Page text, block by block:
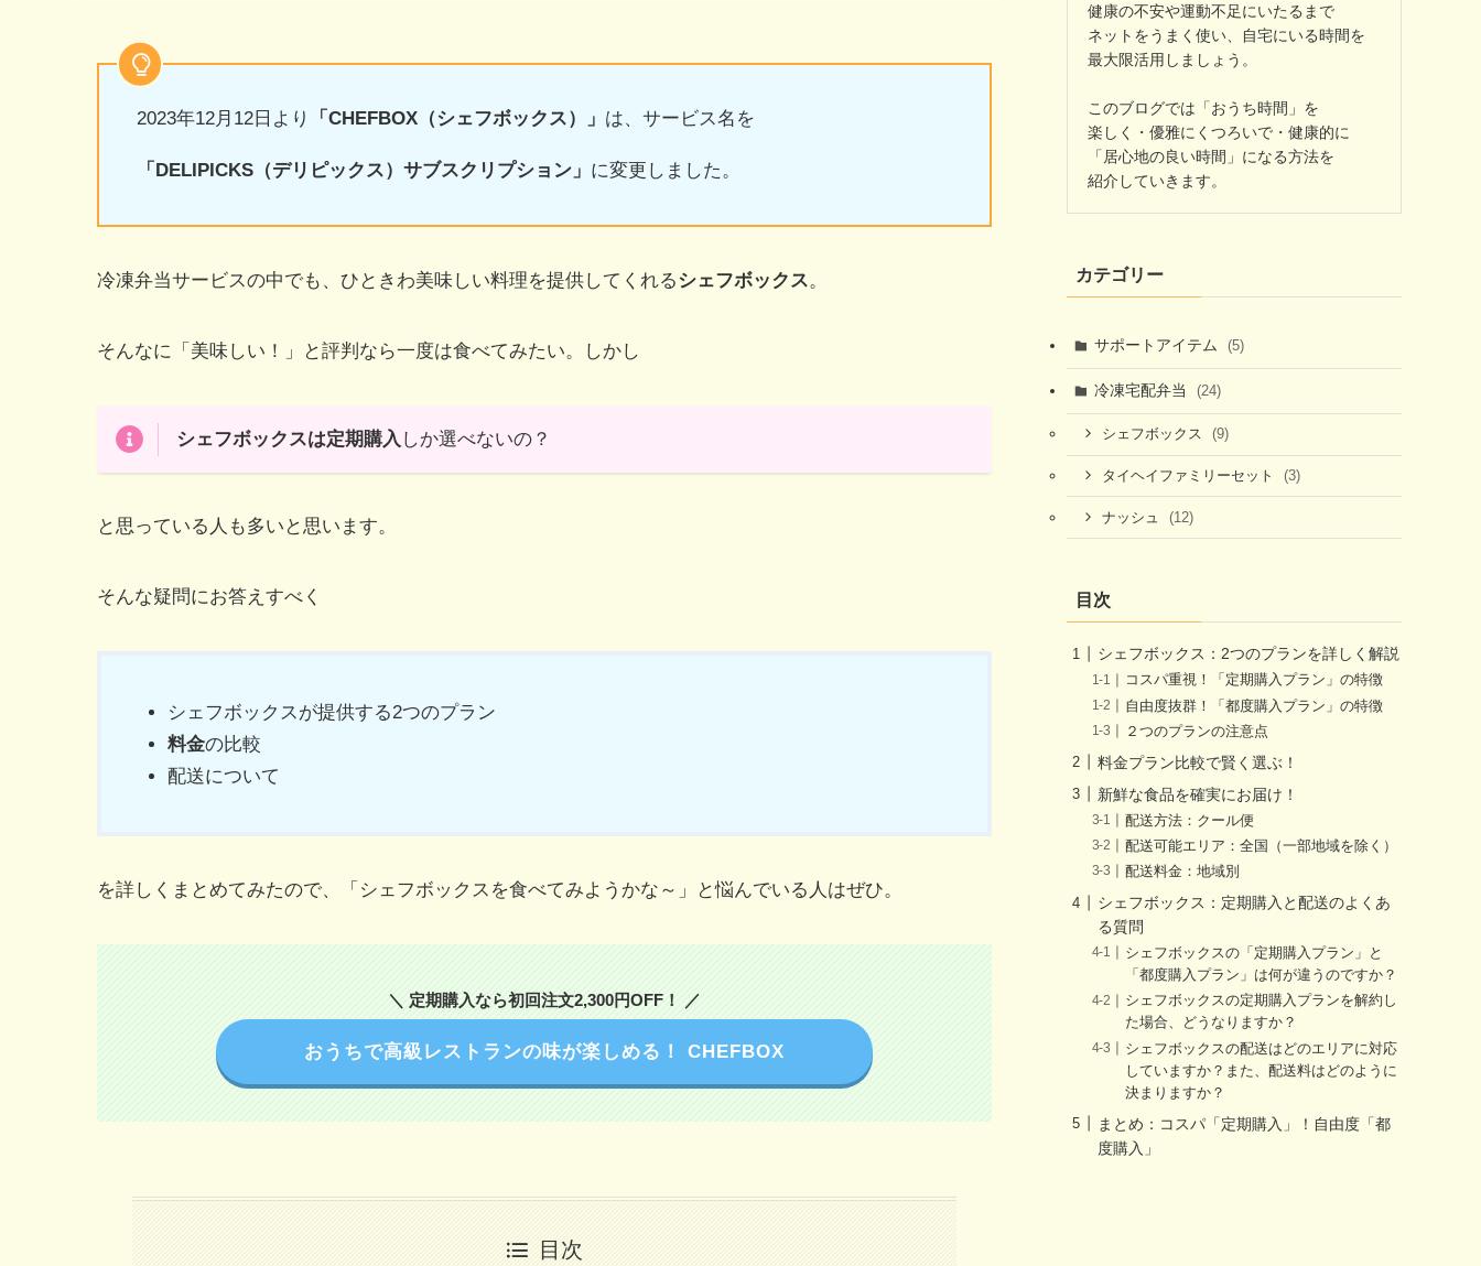
2023年12月12日より 「CHEFBOX（シェフボックス）」 は、サービス名を
「DELIPICKS（デリピックス）サブスクリプション」 に変更しました。
冷凍弁当サービスの中でも、ひときわ美味しい料理を提供してくれるシェフボックス。
そんなに「美味しい！」と評判なら一度は食べてみたい。しかし
シェフボックスは定期購入 しか選べないの？
と思っている人も多いと思います。
そんな疑問にお答えすべく
シェフボックスが提供する2つのプラン
料金の比較
配送について
を詳しくまとめてみたので、「シェフボックスを食べてみようかな～」と悩んでいる人はぜひ。
＼ 定期購入なら初回注文2,300円OFF！ ／
おうちで高級レストランの味が楽しめる！ CHEFBOX
目次
健康の不安や運動不足にいたるまで
ネットをうまく使い、自宅にいる時間を
最大限活用しましょう。
このブログでは「おうち時間」を
楽しく・優雅にくつろいで・健康的に
「居心地の良い時間」になる方法を
紹介していきます。
カテゴリー
サポートアイテム (5)
冷凍宅配弁当 (24)
シェフボックス (9)
タイヘイファミリーセット (3)
ナッシュ (12)
目次
シェフボックス：2つのプランを詳しく解説
コスパ重視！「定期購入プラン」の特徴
自由度抜群！「都度購入プラン」の特徴
２つのプランの注意点
料金プラン比較で賢く選ぶ！
新鮮な食品を確実にお届け！
配送方法：クール便
配送可能エリア：全国（一部地域を除く）
配送料金：地域別
シェフボックス：定期購入と配送のよくあ
る質問
シェフボックスの「定期購入プラン」と
「都度購入プラン」は何が違うのですか？
シェフボックスの定期購入プランを解約し
た場合、どうなりますか？
シェフボックスの配送はどのエリアに対応
していますか？また、配送料はどのように
決まりますか？
まとめ：コスパ「定期購入」！自由度「都
度購入」